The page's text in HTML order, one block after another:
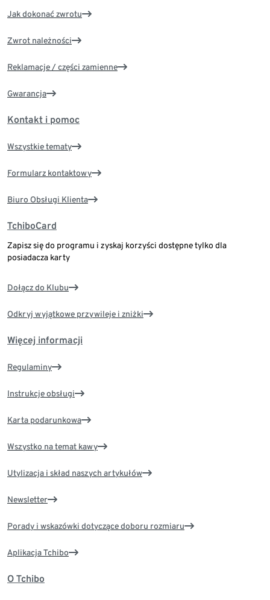
Jak dokonać zwrotu
Zwrot należności
Reklamacje / części zamienne
Gwarancja
Kontakt i pomoc
Wszystkie tematy
Formularz kontaktowy
Biuro Obsługi Klienta
TchiboCard
Zapisz się do programu i zyskaj korzyści dostępne tylko dla
posiadacza karty
Dołącz do Klubu
Odkryj wyjątkowe przywileje i zniżki
Więcej informacji
Regulaminy
Instrukcje obsługi
Karta podarunkowa
Wszystko na temat kawy
Utylizacja i skład naszych artykułów
Newsletter
Porady i wskazówki dotyczące doboru rozmiaru
Aplikacja Tchibo
O Tchibo